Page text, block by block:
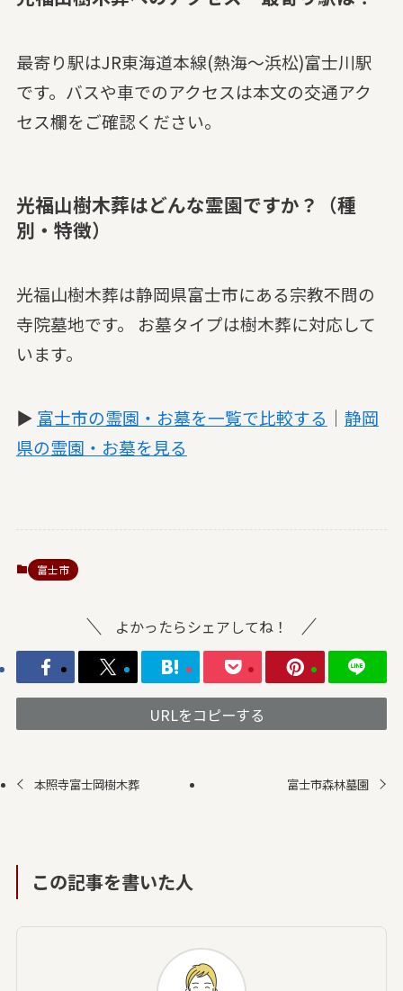
最寄り駅はJR東海道本線(熱海～浜松)富士川駅
です。バスや車でのアクセスは本文の交通アク
セス欄をご確認ください。
光福山樹木葬はどんな霊園ですか？（種
別・特徴）
光福山樹木葬は静岡県富士市にある宗教不問の
寺院墓地です。 お墓タイプは樹木葬に対応して
います。
▶ 富士市の霊園・お墓を一覧で比較する ｜ 静岡
県の霊園・お墓を見る
富士市
よかったらシェアしてね！
URLをコピーする
本照寺富士岡樹木葬 富士市森林墓園
この記事を書いた人